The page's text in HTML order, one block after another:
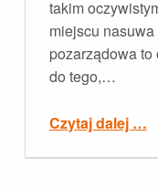
takim
miejscu
pozarządowa
do tego,…
Czytaj dalej …